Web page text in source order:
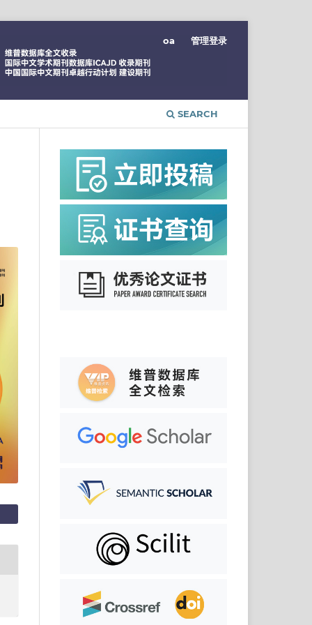
SEARCH
oa 管理登录